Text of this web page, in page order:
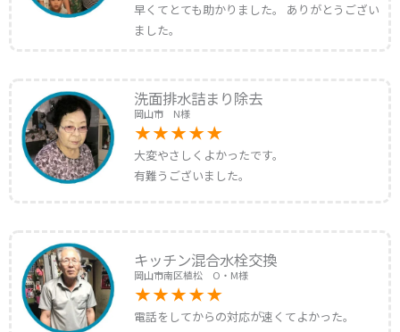
早くてとても助かりました。 ありがとうござい
ました。
洗面排水詰まり除去
岡山市 N様
大変やさしくよかったです。
有難うございました。
キッチン混合水栓交換
岡山市南区植松 O・M様
電話をしてからの対応が速くてよかった。